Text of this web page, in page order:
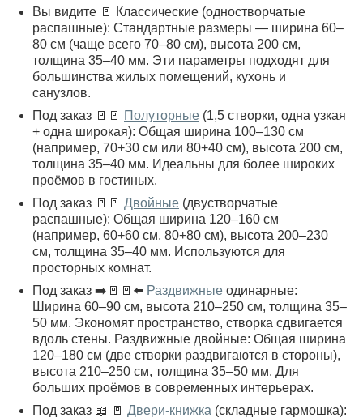
Вы видите 🚪 Классические (одностворчатые
распашные): Стандартные размеры — ширина 60–
80 см (чаще всего 70–80 см), высота 200 см,
толщина 35–40 мм. Эти параметры подходят для
большинства жилых помещений, кухонь и
санузлов.
Под заказ 🚪🚪 Полуторные (1,5 створки, одна узкая
+ одна широкая): Общая ширина 100–130 см
(например, 70+30 см или 80+40 см), высота 200 см,
толщина 35–40 мм. Идеальны для более широких
проёмов в гостиных.
Под заказ 🚪🚪 Двойные (двустворчатые
распашные): Общая ширина 120–160 см
(например, 60+60 см, 80+80 см), высота 200–230
см, толщина 35–40 мм. Используются для
просторных комнат.
Под заказ ➡️🚪🚪⬅️ Раздвижные одинарные:
Ширина 60–90 см, высота 210–250 см, толщина 35–
50 мм. Экономят пространство, створка сдвигается
вдоль стены. Раздвижные двойные: Общая ширина
120–180 см (две створки раздвигаются в стороны),
высота 210–250 см, толщина 35–50 мм. Для
больших проёмов в современных интерьерах.
Под заказ 📖 🚪 Двери-книжка (складные гармошка):